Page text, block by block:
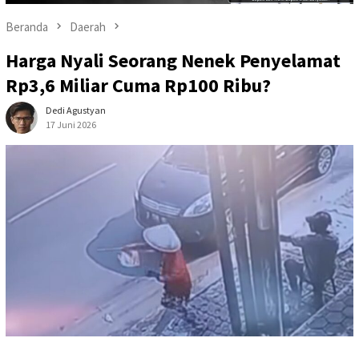
Beranda Daerah
Harga Nyali Seorang Nenek Penyelamat
Rp3,6 Miliar Cuma Rp100 Ribu?
Dedi Agustyan
17 Juni 2026